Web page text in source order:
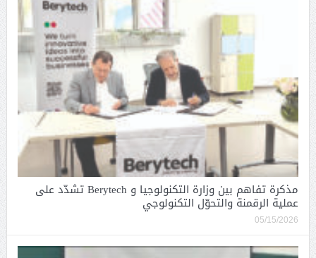
مذكرة تفاهم بين وزارة التكنولوجيا و Berytech تشدّد على
عملية الرقمنة والتحوّل التكنولوجي
05/15/2026